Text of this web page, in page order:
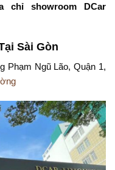
chỉ showroom DCar
Sài Gòn
Phạm Ngũ Lão, Quận 1,